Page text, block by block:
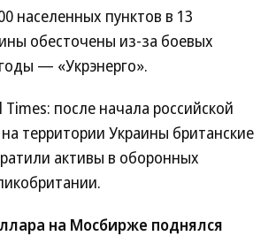
населенных пунктов в 13
обесточены из-за боевых
— «Укрэнерго».
Times: после начала российской
территории Украины британские
активы в оборонных
на Мосбирже поднялся